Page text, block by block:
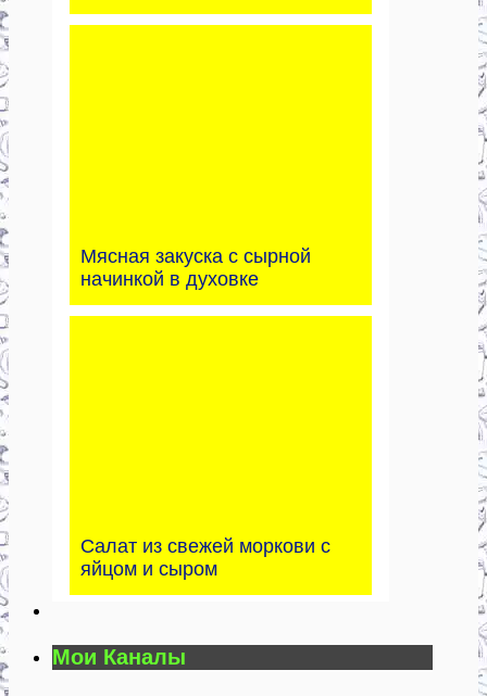
Мясная закуска с сырной
начинкой в духовке
Салат из свежей моркови с
яйцом и сыром
Мои Каналы